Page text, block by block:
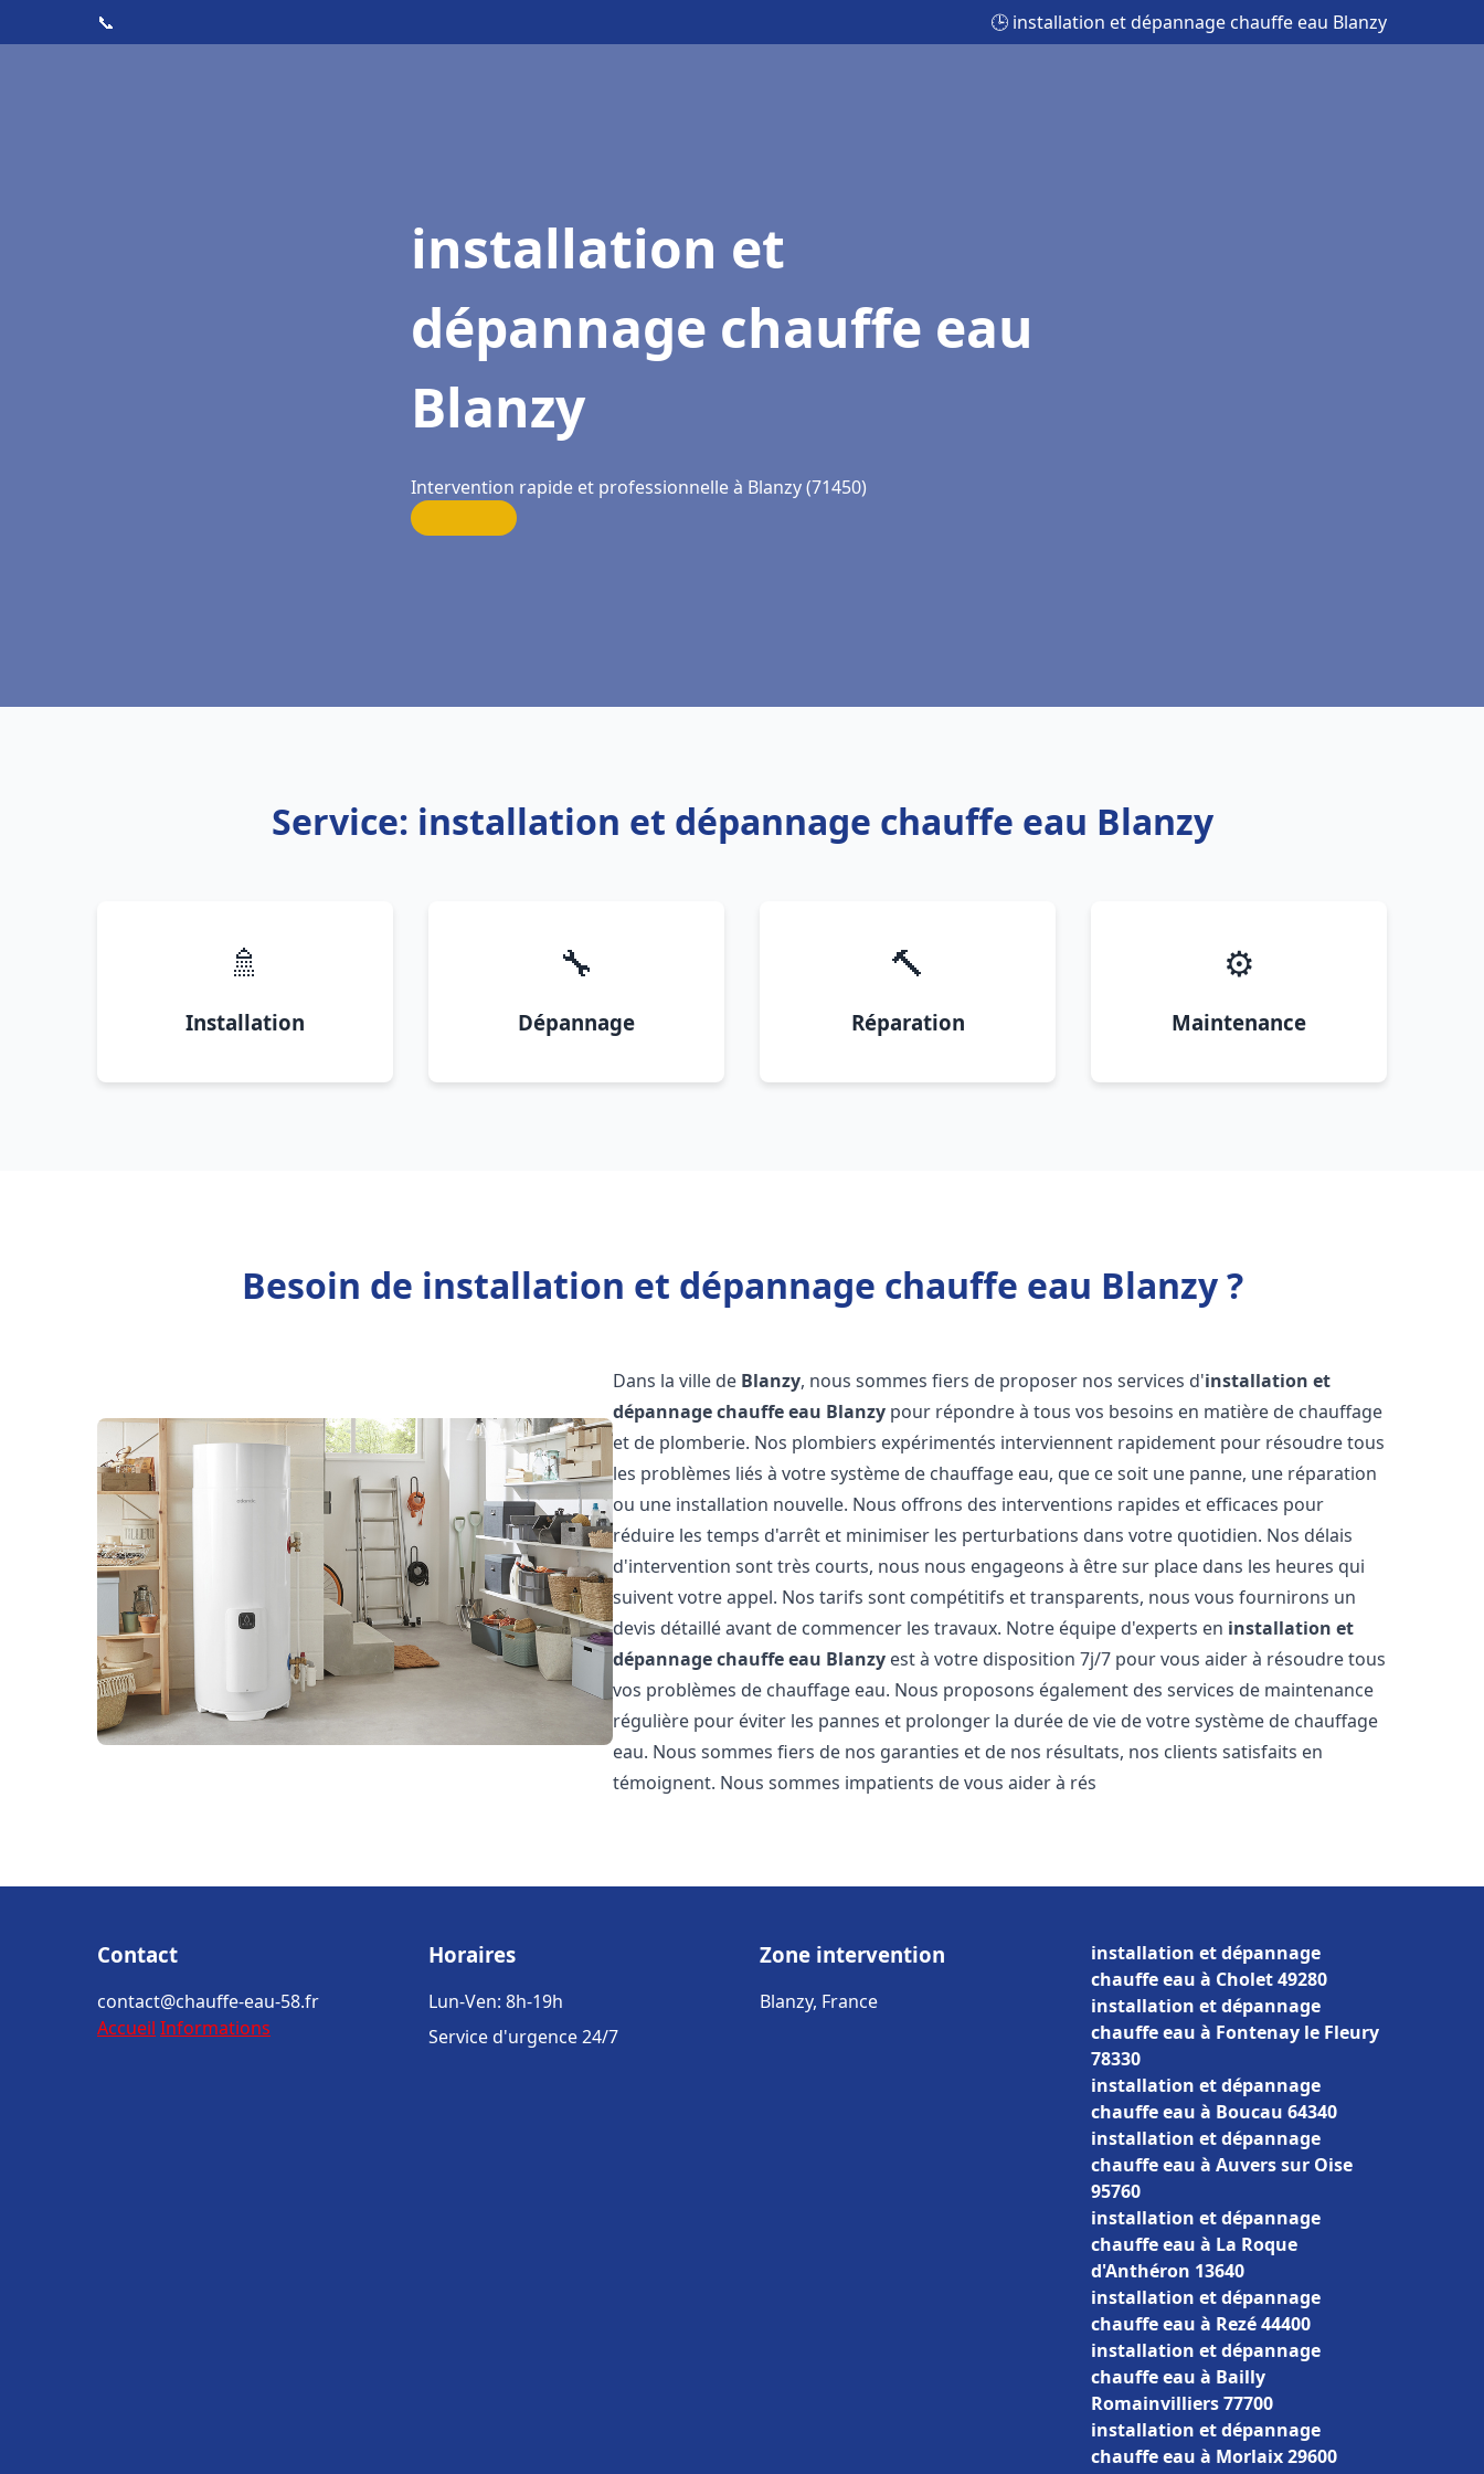
📞 🕒 installation et dépannage chauffe eau Blanzy
installation et
dépannage chauffe eau
Blanzy
Intervention rapide et professionnelle à Blanzy (71450)
Service: installation et dépannage chauffe eau Blanzy
🚿
Installation
🔧
Dépannage
🔨
Réparation
⚙️
Maintenance
Besoin de installation et dépannage chauffe eau Blanzy ?
Dans la ville de Blanzy, nous sommes fiers de proposer nos services d'installation et
dépannage chauffe eau Blanzy pour répondre à tous vos besoins en matière de chauffage
et de plomberie. Nos plombiers expérimentés interviennent rapidement pour résoudre tous
les problèmes liés à votre système de chauffage eau, que ce soit une panne, une réparation
ou une installation nouvelle. Nous offrons des interventions rapides et efficaces pour
réduire les temps d'arrêt et minimiser les perturbations dans votre quotidien. Nos délais
d'intervention sont très courts, nous nous engageons à être sur place dans les heures qui
suivent votre appel. Nos tarifs sont compétitifs et transparents, nous vous fournirons un
devis détaillé avant de commencer les travaux. Notre équipe d'experts en installation et
dépannage chauffe eau Blanzy est à votre disposition 7j/7 pour vous aider à résoudre tous
vos problèmes de chauffage eau. Nous proposons également des services de maintenance
régulière pour éviter les pannes et prolonger la durée de vie de votre système de chauffage
eau. Nous sommes fiers de nos garanties et de nos résultats, nos clients satisfaits en
témoignent. Nous sommes impatients de vous aider à rés
Contact
contact@chauffe-eau-58.fr
Accueil Informations
Horaires
Lun-Ven: 8h-19h
Service d'urgence 24/7
Zone intervention
Blanzy, France
installation et dépannage
chauffe eau à Cholet 49280
installation et dépannage
chauffe eau à Fontenay le Fleury
78330
installation et dépannage
chauffe eau à Boucau 64340
installation et dépannage
chauffe eau à Auvers sur Oise
95760
installation et dépannage
chauffe eau à La Roque
d'Anthéron 13640
installation et dépannage
chauffe eau à Rezé 44400
installation et dépannage
chauffe eau à Bailly
Romainvilliers 77700
installation et dépannage
chauffe eau à Morlaix 29600